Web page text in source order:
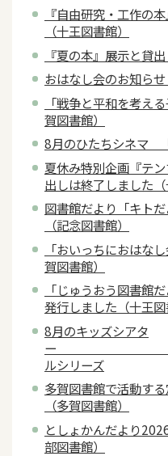
『自由研究・工作の
（十王図書館）
『夏の本』展示と貸
おはなし会のお知らせ
「戦争と平和を考え
賀図書館）
8月のひたちシネマ
夏休み特別企画『テ
出しは終了しました（
図書館だより「キト
（記念図書館）
「おいっちにおはな
賀図書館）
「じゅうおう図書館
発行しました（十王図
8月のキッズシアタ
ー 科学
ルシリーズ
多賀図書館で活動す
（多賀図書館）
としょかんだより
部図書館）